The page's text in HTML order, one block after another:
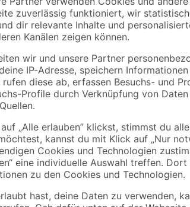
Die Erdspieß-
Garten, Hof oder
in der Erde zu
Schutzklasse IP44
und im
funktionale
deines
Gartenparty mit